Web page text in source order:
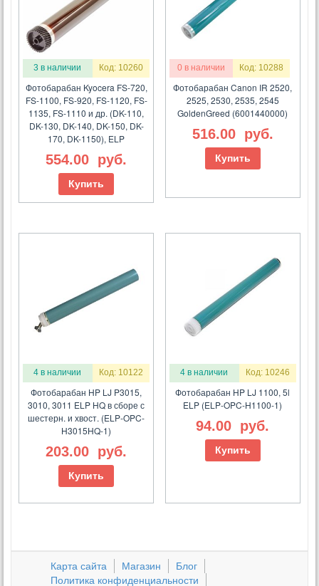
3 в наличии Код: 10260
Фотобарабан Kyocera FS-720,
FS-1100, FS-920, FS-1120, FS-
1135, FS-1110 и др. (DK-110,
DK-130, DK-140, DK-150, DK-
170, DK-1150), ELP
554.00 руб.
Купить
0 в наличии Код: 10288
Фотобарабан Canon IR 2520,
2525, 2530, 2535, 2545
GoldenGreed (6001440000)
516.00 руб.
Купить
4 в наличии Код: 10122
Фотобарабан HP LJ P3015,
3010, 3011 ELP HQ в сборе с
шестерн. и хвост. (ELP-OPC-
H3015HQ-1)
203.00 руб.
Купить
4 в наличии Код: 10246
Фотобарабан HP LJ 1100, 5l
ELP (ELP-OPC-H1100-1)
94.00 руб.
Купить
Карта сайта Магазин
Блог
Политика конфиденциальности